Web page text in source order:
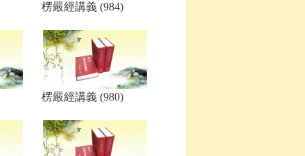
楞嚴經講義 (984)
楞嚴經講義 (980)